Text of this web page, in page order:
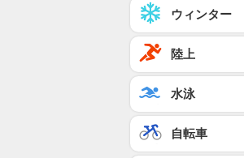
ウィンター
陸上
水泳
自転車